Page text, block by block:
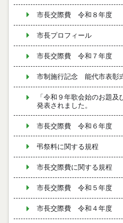
市長交際費 令和８年度
市長プロフィール
市長交際費 令和７年度
市制施行記念 能代市表彰
「令和９年歌会始のお題
発表されました。
市長交際費 令和６年度
弔祭料に関する規程
市長交際費に関する規程
市長交際費 令和５年度
市長交際費 令和４年度